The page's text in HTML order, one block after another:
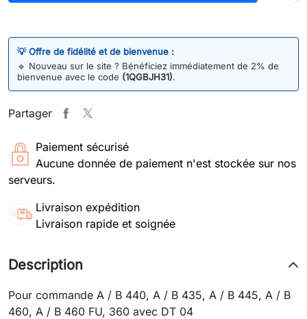
💡 Offre de fidélité et de bienvenue :
🔹 Nouveau sur le site ? Bénéficiez immédiatement de 2% de
bienvenue avec le code (1QGBJH31).
Partager
Paiement sécurisé
Aucune donnée de paiement n'est stockée sur nos
serveurs.
Livraison expédition
Livraison rapide et soignée
Description
Pour commande A / B 440, A / B 435, A / B 445, A / B
460, A / B 460 FU, 360 avec DT 04